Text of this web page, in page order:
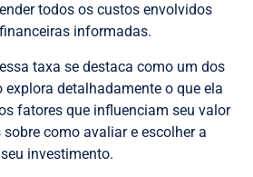
todos os custos envolvidos
informadas.
taxa se destaca como um dos
explora detalhadamente o que ela
fatores que influenciam seu valor
como avaliar e escolher a
investimento.​